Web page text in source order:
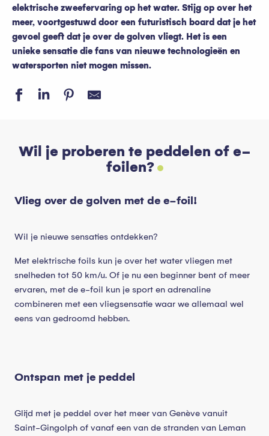
elektrische zweefervaring op het water. Stijg op over het
meer, voortgestuwd door een futuristisch board dat je het
gevoel geeft dat je over de golven vliegt. Het is een
unieke sensatie die fans van nieuwe technologieën en
watersporten niet mogen missen.
Wil je proberen te peddelen of e-
foilen?
Vlieg over de golven met de e-foil!
Wil je nieuwe sensaties ontdekken?
Met elektrische foils kun je over het water vliegen met
snelheden tot 50 km/u. Of je nu een beginner bent of meer
ervaren, met de e-foil kun je sport en adrenaline
combineren met een vliegsensatie waar we allemaal wel
eens van gedroomd hebben.
Ontspan met je peddel
Glijd met je peddel over het meer van Genève vanuit
Saint-Gingolph of vanaf een van de stranden van Leman